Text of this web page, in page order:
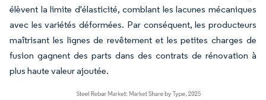
élèvent la limite d'élasticité, comblant les lacunes mécaniques
avec les variétés déformées. Par conséquent, les producteurs
maîtrisant les lignes de revêtement et les petites charges de
fusion gagnent des parts dans des contrats de rénovation à
plus haute valeur ajoutée.